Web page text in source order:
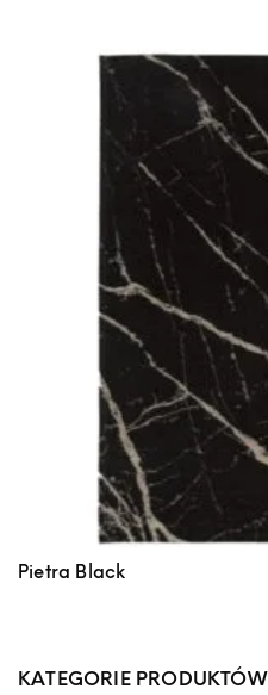
Pietra Black
KATEGORIE PRODUKTÓW